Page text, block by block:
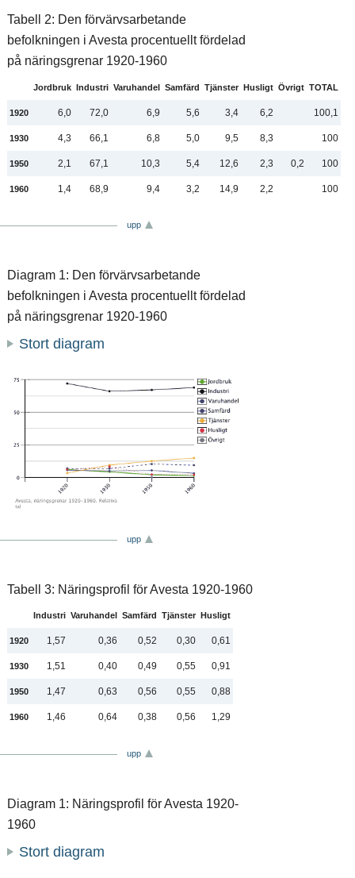
Tabell 2: Den förvärvsarbetande
befolkningen i Avesta procentuellt fördelad
på näringsgrenar 1920-1960
Jordbruk Industri Varuhandel Samfärd Tjänster Husligt Övrigt TOTAL
1920 6,0 72,0 6,9 5,6 3,4 6,2 100,1
1930 4,3 66,1 6,8 5,0 9,5 8,3 100
1950 2,1 67,1 10,3 5,4 12,6 2,3 0,2 100
1960 1,4 68,9 9,4 3,2 14,9 2,2 100
upp
Diagram 1: Den förvärvsarbetande
befolkningen i Avesta procentuellt fördelad
på näringsgrenar 1920-1960
Stort diagram
upp
Tabell 3: Näringsprofil för Avesta 1920-1960
Industri Varuhandel Samfärd Tjänster Husligt
1920 1,57 0,36 0,52 0,30 0,61
1930 1,51 0,40 0,49 0,55 0,91
1950 1,47 0,63 0,56 0,55 0,88
1960 1,46 0,64 0,38 0,56 1,29
upp
Diagram 1: Näringsprofil för Avesta 1920-
1960
Stort diagram